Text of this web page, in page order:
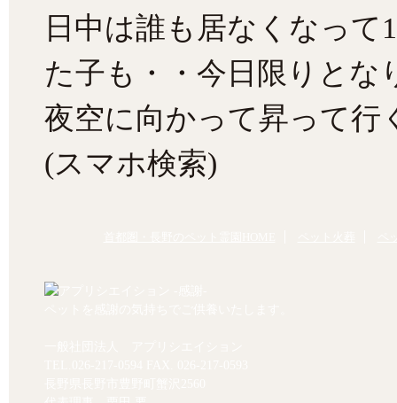
日中は誰も居なくなって
た子も・・今日限りとな
夜空に向かって昇って行
(スマホ検索)